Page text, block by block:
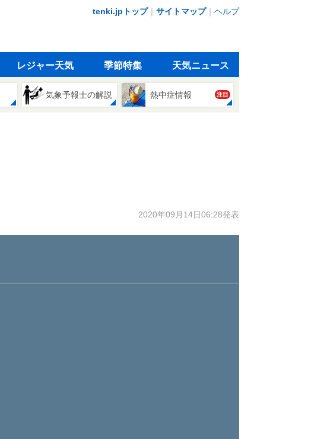
tenki.jpトップ｜ サイトマップ｜ ヘルプ
レジャー天気 季節特集 天気ニュース
気象予報士の解説 熱中症情報 注目
2020年09月14日06:28発表